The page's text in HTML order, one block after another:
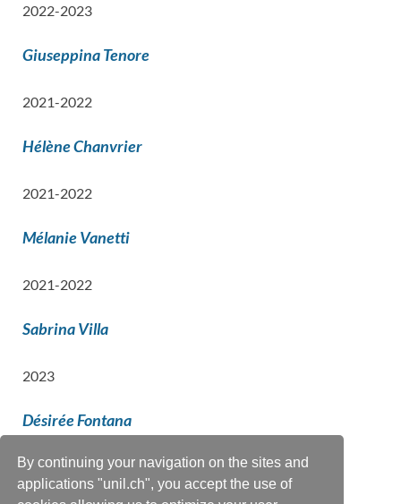
By continuing your navigation on the sites and
applications "unil.ch", you accept the use of
2022-2023
Giuseppina Tenore
2021-2022
Hélène Chanvrier
2021-2022
Mélanie Vanetti
2021-2022
Sabrina Villa
2023
Désirée Fontana
2023